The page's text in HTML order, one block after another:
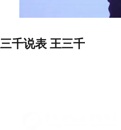
三千说表 王三千